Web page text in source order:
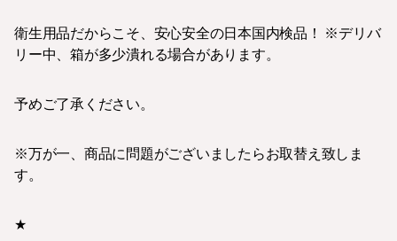
衛生用品だからこそ、安心安全の日本国内検品！ ※デリバ
リー中、箱が多少潰れる場合があります。
予めご了承ください。
※万が一、商品に問題がございましたらお取替え致しま
す。
★